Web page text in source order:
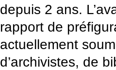
depuis 2 ans.
rapport de
actuellement
d’archivistes, de